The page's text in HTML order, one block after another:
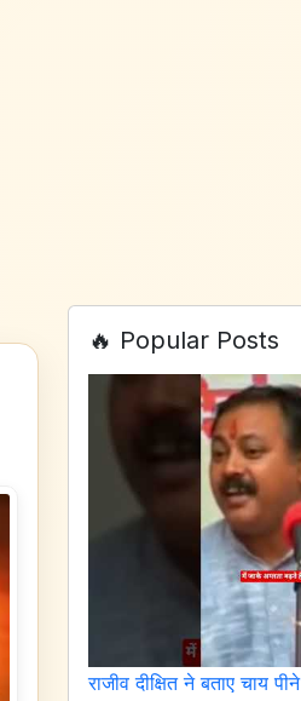
🔥 Popular Posts
राजीव दीक्षित ने बताए चाय